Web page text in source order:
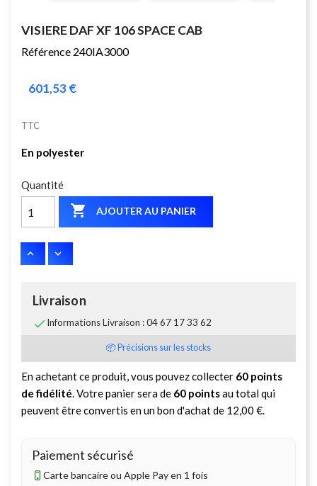
VISIERE DAF XF 106 SPACE CAB
Référence 240IA3000
601,53 €
TTC
En polyester
Quantité
 AJOUTER AU PANIER
Livraison
Informations Livraison : 04 67 17 33 62
📦 Précisions sur les stocks
En achetant ce produit, vous pouvez collecter 60 points
de fidélité. Votre panier sera de 60 pointsau total qui
peuvent être convertis en un bon d'achat de 12,00 €.
Paiement sécurisé
Carte bancaire ou Apple Pay en 1 fois